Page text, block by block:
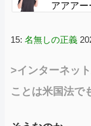
アアアー
15: 名無しの正義
>インターネッ
ことは米国法で